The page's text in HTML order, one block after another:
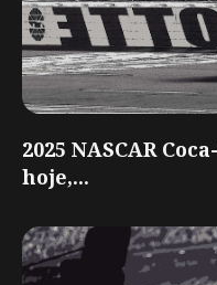
2025 NASCAR
hoje,...